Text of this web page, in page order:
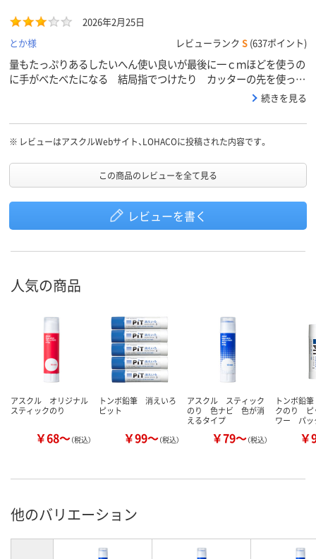
2026年2月25日
とか様
レビューランク S (637ポイント)
量もたっぷりあるしたいへん使い良いが最後に一ｃｍほどを使うの
に手がべたべたになる 結局指でつけたり カッターの先を使った
りしています カッターの先もノリでべたべたになるので最後まで
続きを見る
※ レビューはアスクルWebサイト、LOHACOに投稿された内容です。
この商品のレビューを全て見る
レビューを書く
人気の商品
アスクル オリジナル
スティックのり
￥68～（税込）
トンボ鉛筆 消えいろ
ピット
￥99～（税込）
アスクル スティック
のり 色ナビ 色が消
えるタイプ
￥79～（税込）
トンボ鉛
クのり ピ
ワー パッ
￥
他のバリエーション